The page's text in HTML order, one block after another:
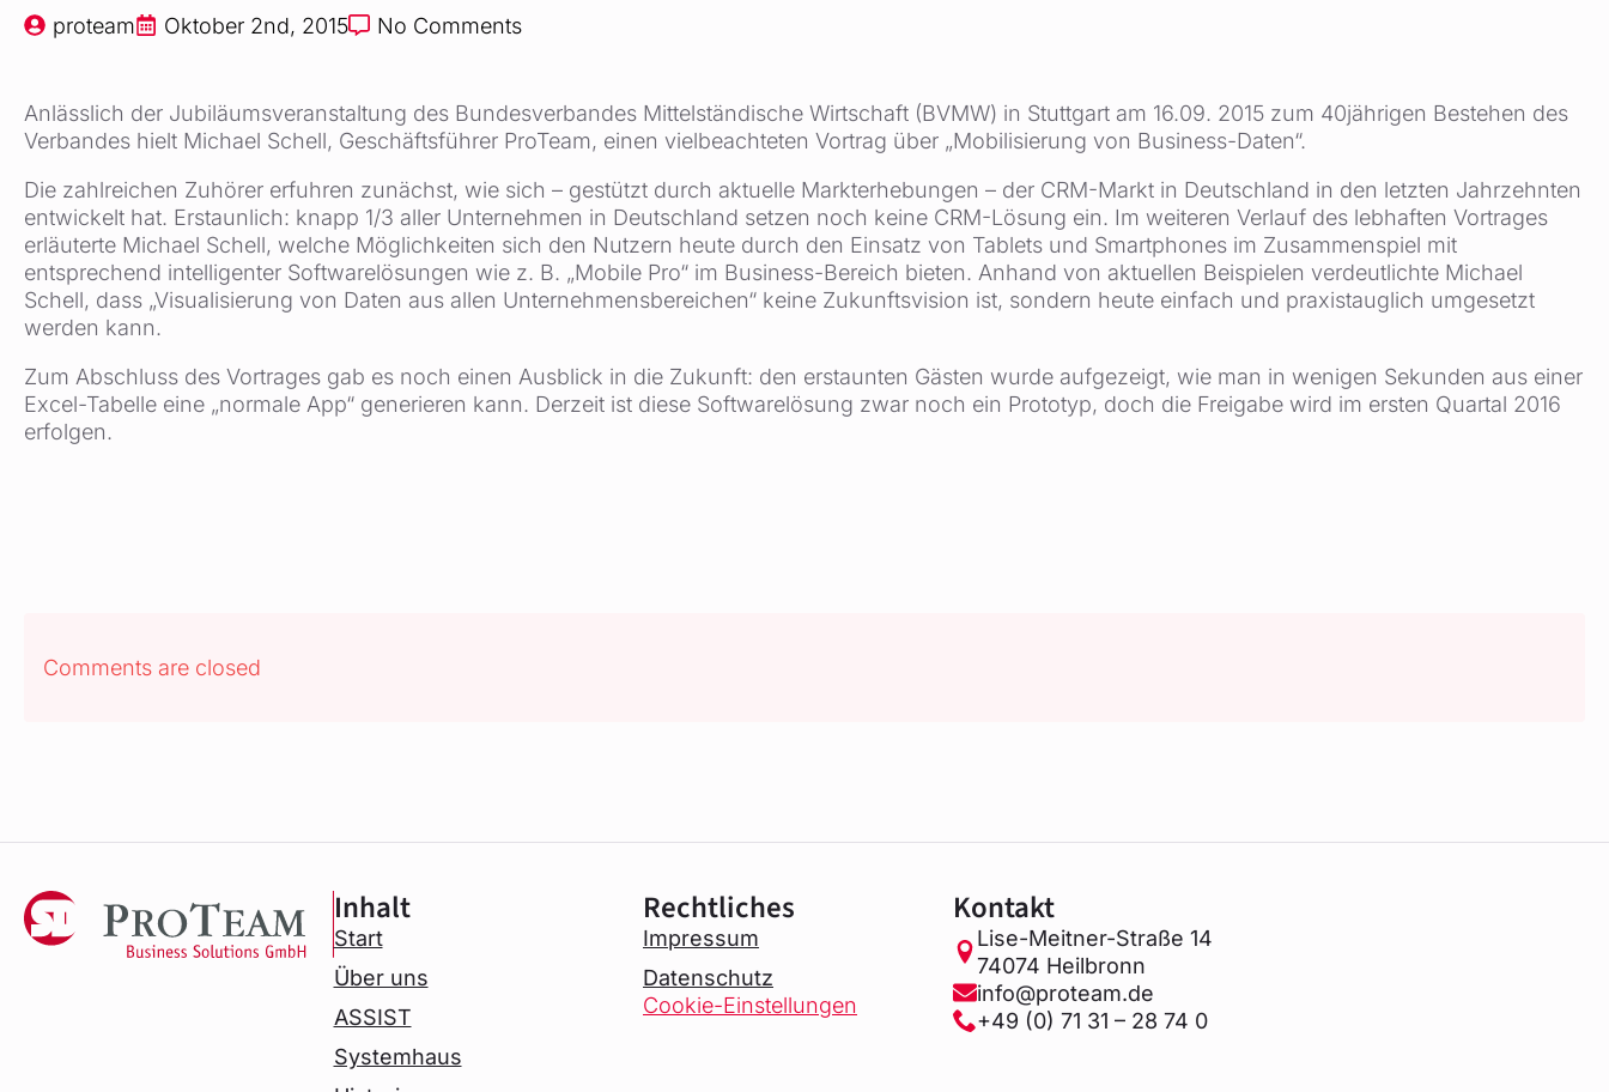
proteam Oktober 2nd, 2015 No Comments
Anlässlich der Jubiläumsveranstaltung des Bundesverbandes Mittelständische Wirtschaft (BVMW) in Stuttgart am 16.09. 2015 zum 40jährigen Bestehen des
Verbandes hielt Michael Schell, Geschäftsführer ProTeam, einen vielbeachteten Vortrag über „Mobilisierung von Business-Daten“.
Die zahlreichen Zuhörer erfuhren zunächst, wie sich – gestützt durch aktuelle Markterhebungen – der CRM-Markt in Deutschland in den letzten Jahrzehnten
entwickelt hat. Erstaunlich: knapp 1/3 aller Unternehmen in Deutschland setzen noch keine CRM-Lösung ein. Im weiteren Verlauf des lebhaften Vortrages
erläuterte Michael Schell, welche Möglichkeiten sich den Nutzern heute durch den Einsatz von Tablets und Smartphones im Zusammenspiel mit
entsprechend intelligenter Softwarelösungen wie z. B. „Mobile Pro“ im Business-Bereich bieten. Anhand von aktuellen Beispielen verdeutlichte Michael
Schell, dass „Visualisierung von Daten aus allen Unternehmensbereichen“ keine Zukunftsvision ist, sondern heute einfach und praxistauglich umgesetzt
werden kann.
Zum Abschluss des Vortrages gab es noch einen Ausblick in die Zukunft: den erstaunten Gästen wurde aufgezeigt, wie man in wenigen Sekunden aus einer
Excel-Tabelle eine „normale App“ generieren kann. Derzeit ist diese Softwarelösung zwar noch ein Prototyp, doch die Freigabe wird im ersten Quartal 2016
erfolgen.
Comments are closed
Inhalt
Start
Über uns
ASSIST
Systemhaus
Rechtliches
Impressum
Datenschutz
Cookie-Einstellungen
Kontakt
Lise-Meitner-Straße 14
74074 Heilbronn
info@proteam.de
+49 (0) 71 31 – 28 74 0